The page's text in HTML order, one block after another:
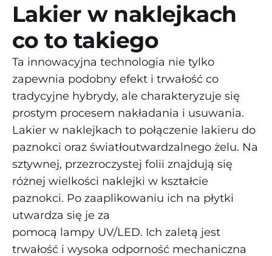
Lakier w naklejkach
co to takiego
Ta innowacyjna technologia nie tylko
zapewnia podobny efekt i trwałość co
tradycyjne hybrydy, ale charakteryzuje się
prostym procesem nakładania i usuwania.
Lakier w naklejkach to połączenie lakieru do
paznokci oraz światłoutwardzalnego żelu. Na
sztywnej, przezroczystej folii znajdują się
różnej wielkości naklejki w kształcie
paznokci. Po zaaplikowaniu ich na płytki
utwardza się je za
pomocą lampy UV/LED. Ich zaletą jest
trwałość i wysoka odporność mechaniczna